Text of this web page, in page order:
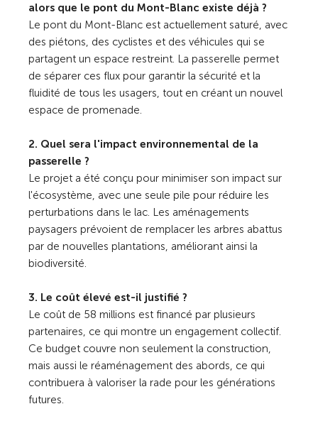
alors que le pont du Mont-Blanc existe déjà ?
Le pont du Mont-Blanc est actuellement saturé, avec
des piétons, des cyclistes et des véhicules qui se
partagent un espace restreint. La passerelle permet
de séparer ces flux pour garantir la sécurité et la
fluidité de tous les usagers, tout en créant un nouvel
espace de promenade.
2. Quel sera l'impact environnemental de la
passerelle ?
Le projet a été conçu pour minimiser son impact sur
l'écosystème, avec une seule pile pour réduire les
perturbations dans le lac. Les aménagements
paysagers prévoient de remplacer les arbres abattus
par de nouvelles plantations, améliorant ainsi la
biodiversité.
3. Le coût élevé est-il justifié ?
Le coût de 58 millions est financé par plusieurs
partenaires, ce qui montre un engagement collectif.
Ce budget couvre non seulement la construction,
mais aussi le réaménagement des abords, ce qui
contribuera à valoriser la rade pour les générations
futures.